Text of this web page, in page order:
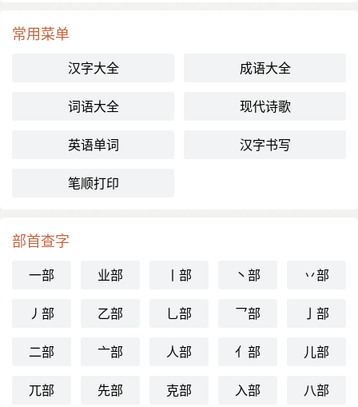
常用菜单
汉字大全 成语大全
词语大全 现代诗歌
英语单词 汉字书写
笔顺打印
部首查字
一部 业部 丨部 丶部 丷部
丿部 乙部 乚部 乛部 亅部
二部 亠部 人部 亻部 儿部
兀部 先部 克部 入部 八部